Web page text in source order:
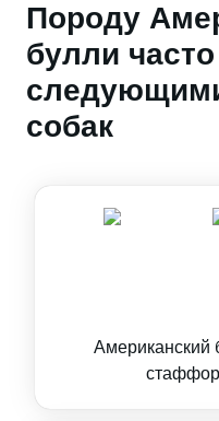
Породу
булли
собак
Американский